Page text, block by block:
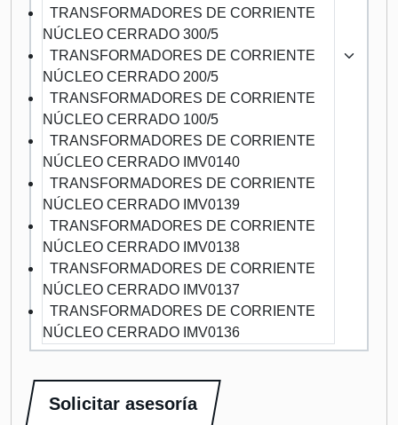
TRANSFORMADORES DE CORRIENTE
NÚCLEO CERRADO 300/5
TRANSFORMADORES DE CORRIENTE
NÚCLEO CERRADO 200/5
TRANSFORMADORES DE CORRIENTE
NÚCLEO CERRADO 100/5
TRANSFORMADORES DE CORRIENTE
NÚCLEO CERRADO IMV0140
TRANSFORMADORES DE CORRIENTE
NÚCLEO CERRADO IMV0139
TRANSFORMADORES DE CORRIENTE
NÚCLEO CERRADO IMV0138
TRANSFORMADORES DE CORRIENTE
NÚCLEO CERRADO IMV0137
TRANSFORMADORES DE CORRIENTE
NÚCLEO CERRADO IMV0136
Solicitar asesoría